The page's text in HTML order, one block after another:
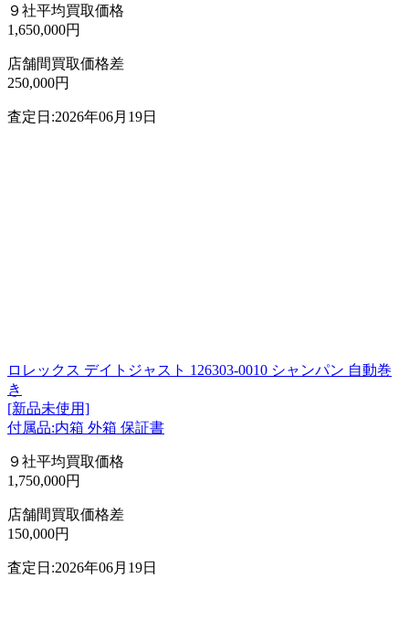
９社平均買取価格
1,650,000円
店舗間買取価格差
250,000円
査定日:2026年06月19日
ロレックス デイトジャスト 126303-0010 シャンパン 自動巻
き
[新品未使用]
付属品:内箱 外箱 保証書
９社平均買取価格
1,750,000円
店舗間買取価格差
150,000円
査定日:2026年06月19日